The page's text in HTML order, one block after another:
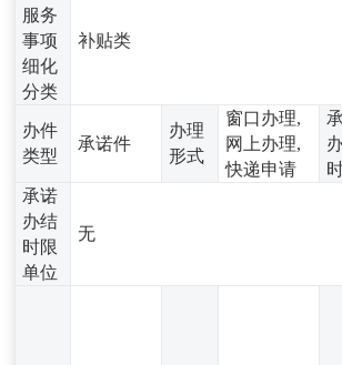
服务
事项
细化
分类
补贴类
办件
类型
承诺件
办理
形式
窗口办理,
网上办理,
快递申请
承诺
办结
时限
单位
无